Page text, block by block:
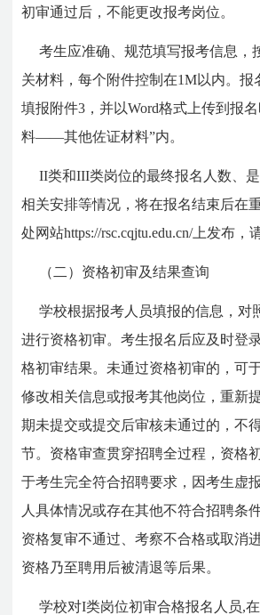
初审通过后，不能更改报考岗位。
考生应准确、规范填写报考信息，
关材料，每个附件控制在1M以内。报
填报附件3，并以Word格式上传到报
料——其他佐证材料”内。
II类和III类岗位的最终报名人数、
相关安排等情况，将在报名结束后在
处网站https://rsc.cqjtu.edu.cn/上发布，
（二）资格初审及结果查询
学校根据报考人员填报的信息，对
进行资格初审。考生报名后应及时登
格初审结果。未通过资格初审的，可
修改相关信息或报考其他岗位，重新
期未提交或提交后审核未通过的，不
节。资格审查贯穿招聘全过程，资格
于考生完全符合招聘要求，因考生虚
人具体情况或存在其他不符合招聘条
资格复审不通过、考察不合格或取消
资格乃至聘用后被清退等后果。
学校对I类岗位初审合格报名人员,